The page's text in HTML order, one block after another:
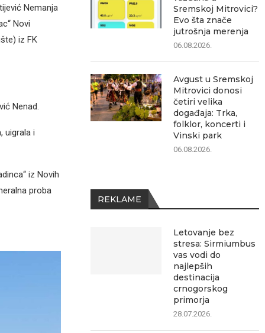
Nemanja
Novi
iz FK
Nenad.
uigrala i
iz Novih
proba
Sremskoj Mitrovici?
Evo šta znače
jutrošnja merenja
06.08.2026.
Avgust u Sremskoj
Mitrovici donosi
četiri velika
događaja: Trka,
folklor, koncerti i
Vinski park
06.08.2026.
REKLAME
Letovanje bez
stresa: Sirmiumbus
vas vodi do
najlepših
destinacija
crnogorskog
primorja
28.07.2026.